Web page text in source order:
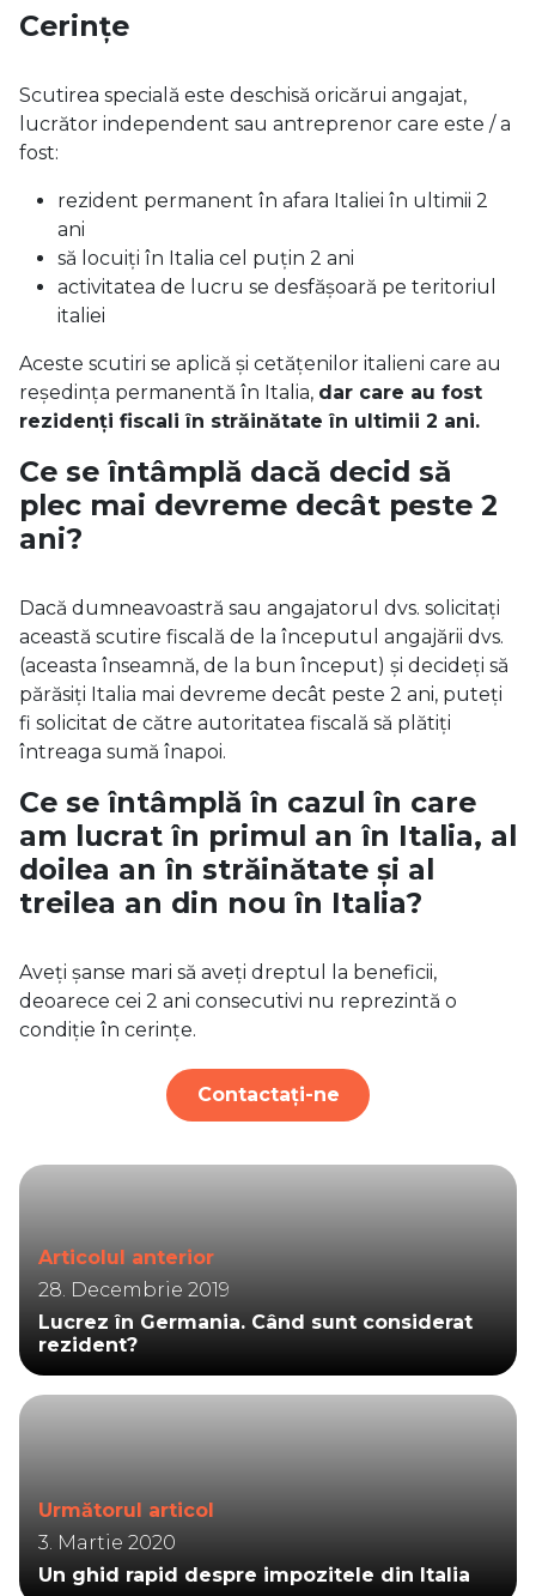
Cerinţe
Scutirea specială este deschisă oricărui angajat,
lucrător independent sau antreprenor care este / a
fost:
rezident permanent în afara Italiei în ultimii 2
ani
să locuiți în Italia cel puțin 2 ani
activitatea de lucru se desfășoară pe teritoriul
italiei
Aceste scutiri se aplică și cetățenilor italieni care au
reședința permanentă în Italia, dar care au fost
rezidenți fiscali în străinătate în ultimii 2 ani.
Ce se întâmplă dacă decid să
plec mai devreme decât peste 2
ani?
Dacă dumneavoastră sau angajatorul dvs. solicitați
această scutire fiscală de la începutul angajării dvs.
(aceasta înseamnă, de la bun început) și decideți să
părăsiți Italia mai devreme decât peste 2 ani, puteți
fi solicitat de către autoritatea fiscală să plătiți
întreaga sumă înapoi.
Ce se întâmplă în cazul în care
am lucrat în primul an în Italia, al
doilea an în străinătate și al
treilea an din nou în Italia?
Aveți șanse mari să aveți dreptul la beneficii,
deoarece cei 2 ani consecutivi nu reprezintă o
condiție în cerințe.
Contactați-ne
Articolul anterior
28. Decembrie 2019
Lucrez în Germania. Când sunt considerat
rezident?
Următorul articol
3. Martie 2020
Un ghid rapid despre impozitele din Italia